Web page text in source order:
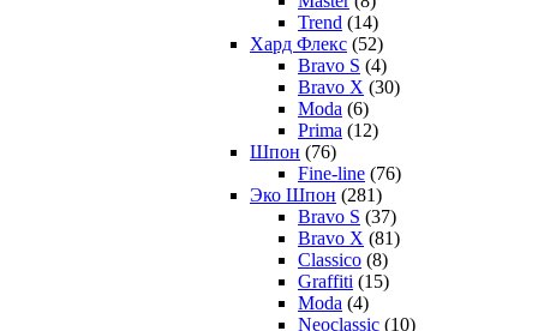
Trend (14)
Хард Флекс (52)
Bravo S (4)
Bravo X (30)
Moda (6)
Prima (12)
Шпон (76)
Fine-line (76)
Эко Шпон (281)
Bravo S (37)
Bravo X (81)
Classico (8)
Graffiti (15)
Moda (4)
Neoclassic (10)